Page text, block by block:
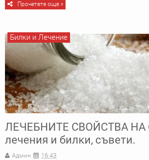
Прочетете още »
ЛЕЧЕБНИТЕ СВОЙСТВА НА
лечения и билки, съвети.
Админ 16:43
Билки и Лечение